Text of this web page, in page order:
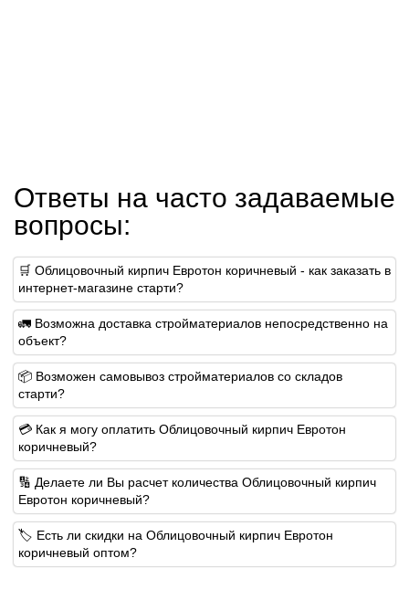
Ответы на часто задаваемые
вопросы:
🛒 Облицовочный кирпич Евротон коричневый - как заказать в
интернет-магазине старти?
🚛 Возможна доставка стройматериалов непосредственно на
объект?
📦 Возможен самовывоз стройматериалов со складов
старти?
💳 Как я могу оплатить Облицовочный кирпич Евротон
коричневый?
🔢 Делаете ли Вы расчет количества Облицовочный кирпич
Евротон коричневый?
🏷️ Есть ли скидки на Облицовочный кирпич Евротон
коричневый оптом?